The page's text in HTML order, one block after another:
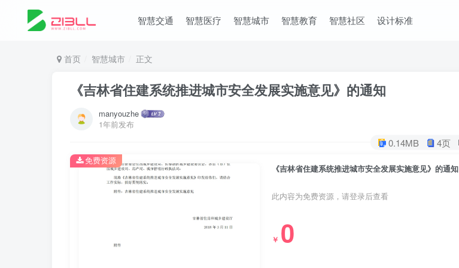
智慧交通 智慧医疗 智慧城市 智慧教育 智慧社区 设计标准
首页 智慧城市 正文
《吉林省住建系统推进城市安全发展实施意见》的通知
manyouzhe
1年前发布
0.14MB 4页
《吉林省住建系统推进城市安全发展实施意见》的通知
此内容为免费资源，请登录后查看
￥ 0
免费资源